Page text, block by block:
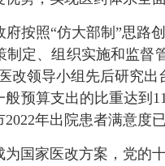
照“仿大部制”思路创
制定、组织实施和监督
改领导小组先后研究
预算支出的比重达到
年出院患者满意度
家医改方案，党的十